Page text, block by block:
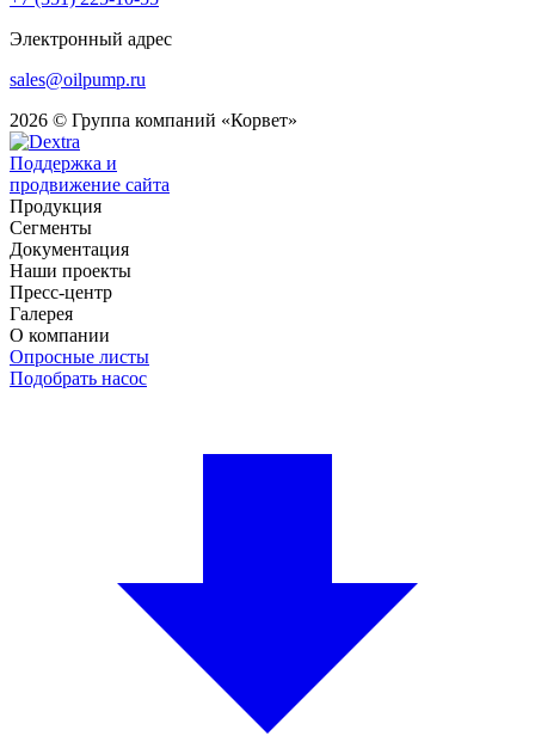
Электронный адрес
sales@oilpump.ru
2026 © Группа компаний «Корвет»
Поддержка и
продвижение сайта
Продукция
Сегменты
Документация
Наши проекты
Пресс-центр
Галерея
О компании
Опросные листы
Подобрать насос